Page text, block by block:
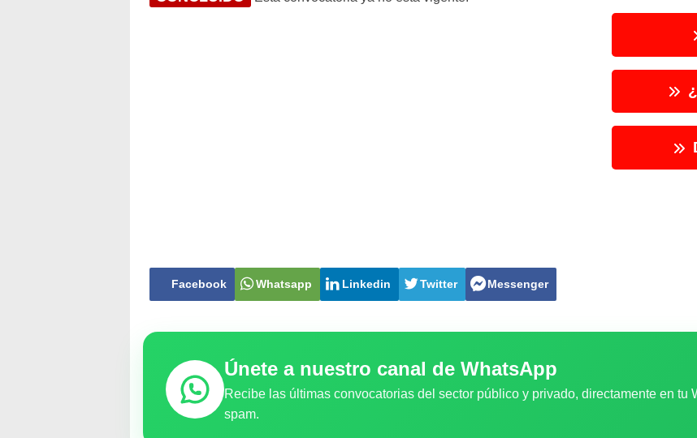
Facebook Whatsapp Linkedin Twitter Messenger
Únete a nuestro canal de WhatsApp
Recibe las últimas convocatorias del sector público y privado, directamente en tu
spam.